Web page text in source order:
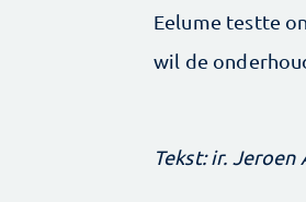
Eelume testte
wil de
Tekst: ir. Jeroen